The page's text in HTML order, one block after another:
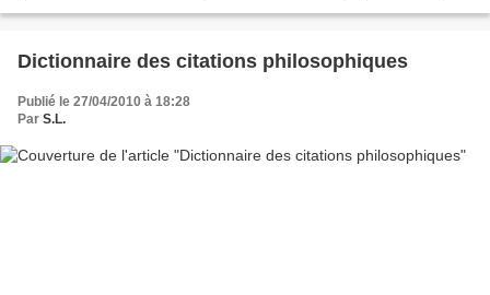
Dictionnaire des citations philosophiques
Publié le 27/04/2010 à 18:28
Par S.L.